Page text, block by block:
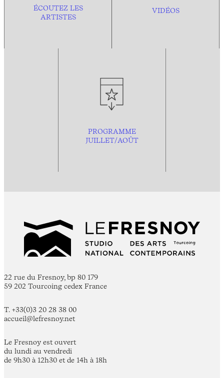
ÉCOUTEZ LES
ARTISTES
VIDÉOS
PROGRAMME
JUILLET/AOÛT
22 rue du Fresnoy, bp 80 179
59 202 Tourcoing cedex France
T. +33(0)3 20 28 38 00
accueil@lefresnoy.net
Le Fresnoy est ouvert
du lundi au vendredi
de 9h30 à 12h30 et de 14h à 18h